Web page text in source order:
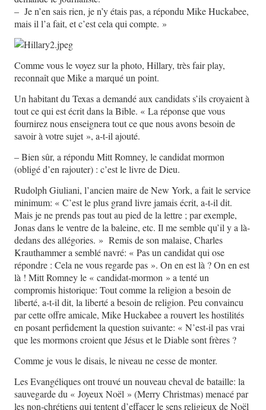
– Je n’en sais rien, je n’y étais pas, a répondu Mike Huckabee,
mais il l’a fait, et c’est cela qui compte. »
Comme vous le voyez sur la photo, Hillary, très fair play,
reconnaît que Mike a marqué un point.
Un habitant du Texas a demandé aux candidats s’ils croyaient à
tout ce qui est écrit dans la Bible. « La réponse que vous
fournirez nous enseignera tout ce que nous avons besoin de
savoir à votre sujet », a-t-il ajouté.
– Bien sûr, a répondu Mitt Romney, le candidat mormon
(obligé d’en rajouter) : c’est le livre de Dieu.
Rudolph Giuliani, l’ancien maire de New York, a fait le service
minimum: « C’est le plus grand livre jamais écrit, a-t-il dit.
Mais je ne prends pas tout au pied de la lettre ; par exemple,
Jonas dans le ventre de la baleine, etc. Il me semble qu’il y a là-
dedans des allégories. » Remis de son malaise, Charles
Krauthammer a semblé navré: « Pas un candidat qui ose
répondre : Cela ne vous regarde pas ». On en est là ? On en est
là ! Mitt Romney le « candidat-mormon » a tenté un
compromis historique: Tout comme la religion a besoin de
liberté, a-t-il dit, la liberté a besoin de religion. Peu convaincu
par cette offre amicale, Mike Huckabee a rouvert les hostilités
en posant perfidement la question suivante: « N’est-il pas vrai
que les mormons croient que Jésus et le Diable sont frères ?
Comme je vous le disais, le niveau ne cesse de monter.
Les Evangéliques ont trouvé un nouveau cheval de bataille: la
sauvegarde du « Joyeux Noël » (Merry Christmas) menacé par
les non-chrétiens qui tentent d’effacer le sens religieux de Noël